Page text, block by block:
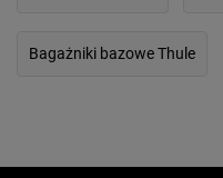
Bagażniki bazowe Thule